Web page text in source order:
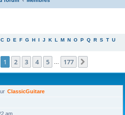
C D E F G H I J K L M N O P Q R S T U
1sur177
1 2 3 4 5 177
ClassicGuitare
am